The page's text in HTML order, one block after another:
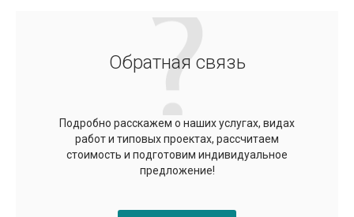
Обратная связь
Подробно расскажем о наших услугах, видах
работ и типовых проектах, рассчитаем
стоимость и подготовим индивидуальное
предложение!